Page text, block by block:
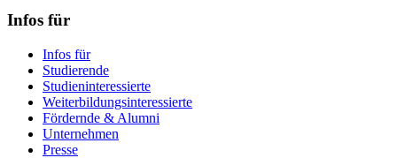
Infos für
Infos für
Studierende
Studieninteressierte
Weiterbildungsinteressierte
Fördernde & Alumni
Unternehmen
Presse